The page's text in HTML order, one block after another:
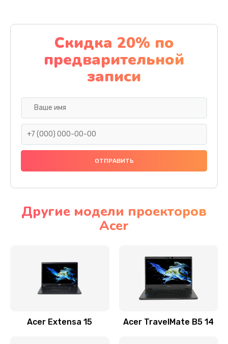
Заказать
Чистка от пыли
1060 руб.
Заказать
Ремонт подсветки
Настройка BIOS
Замена видеочипа
Заказать
Скидка 20% по
предварительной
записи
Другие модели проекторов
Acer
Acer Extensa 15 Acer TravelMate B5 14